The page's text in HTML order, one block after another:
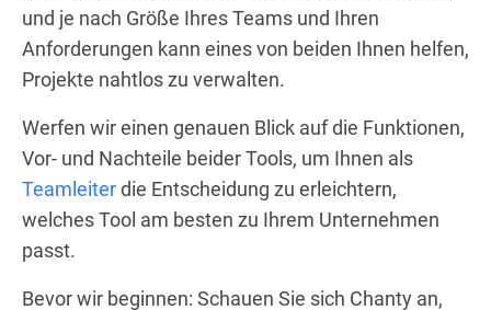
und je nach Größe Ihres Teams und Ihren
Anforderungen kann eines von beiden Ihnen helfen,
Projekte nahtlos zu verwalten.
Werfen wir einen genauen Blick auf die Funktionen,
Vor- und Nachteile beider Tools, um Ihnen als
Teamleiterdie Entscheidung zu erleichtern,
welches Tool am besten zu Ihrem Unternehmen
passt.
Bevor wir beginnen: Schauen Sie sich Chanty an,